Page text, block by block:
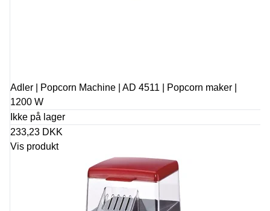
Adler | Popcorn Machine | AD 4511 | Popcorn maker |
1200 W
Ikke på lager
233,23 DKK
Vis produkt